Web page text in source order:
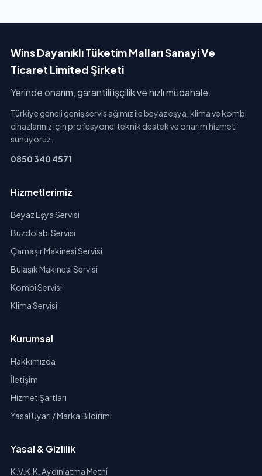
Wins Dayanıklı Tüketim Malları Sanayi Ve
Ticaret Limited Şirketi
Yerinde onarım, garantili işçilik ve hızlı müdahale.
Türkiye geneli geniş servis ağımız ile beyaz eşya, klima ve kombi
cihazlarınız için profesyonel teknik destek ve onarım hizmeti
sunuyoruz.
0850 340 4571
Hizmetlerimiz
Beyaz Eşya Servisi
Buzdolabı Servisi
Çamaşır Makinesi Servisi
Bulaşık Makinesi Servisi
Kombi Servisi
Klima Servisi
Kurumsal
Hakkımızda
İletişim
Hizmet Şartları
Yasal Uyarı / Marka Bildirimi
Yasal & Gizlilik
K.V.K.K. Aydınlatma Metni